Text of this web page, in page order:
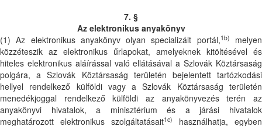
7. §
Az elektronikus anyakönyv
(1) Az elektronikus anyakönyv olyan specializált portál,1b)
melyen
közzéteszik az elektronikus űrlapokat, amelyeknek kitöltésével és
hiteles elektronikus aláírással való ellátásával a Szlovák Köztársaság
polgára, a Szlovák Köztársaság területén bejelentett tartózkodási
hellyel rendelkező külföldi vagy a Szlovák Köztársaság területén
menedékjoggal rendelkező külföldi az anyakönyvezés terén az
anyakönyvi hivatalok, a minisztérium és a járási hivatalok
meghatározott elektronikus szolgáltatásait1c)
használhatja, egyben